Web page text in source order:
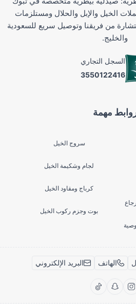
مهمة
سروج الخيل
لجام وشكيمة الخيل
كرباج ومقاود الخيل
بوت وجزم ركوب الخيل
الخيل والإبل والحلال ومستلزمات
من فريقنا وتوصيل سريع للسعودية
والخليج.
السجل التجاري
3550122416
الهاتف البريد الإلكتروني